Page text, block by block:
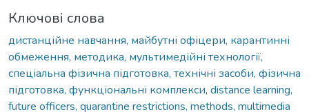
Ключові слова
дистанційне навчання, майбутні офіцери, карантинні
обмеження, методика, мультимедійні технології,
спеціальна фізична підготовка, технічні засоби, фізична
підготовка, функціональні комплекси, distance learning,
future officers, quarantine restrictions, methods, multimedia